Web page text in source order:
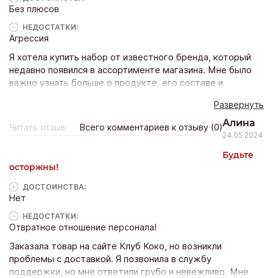
Без плюсов
НЕДОСТАТКИ:
Агрессия
Я хотела купить набор от известного бренда, который
недавно появился в ассортименте магазина. Мне было
важно узнать больше о продукте, его составе и
магазина, чтобы уточнить детали о наборе косметики,
который меня заинтересовал. Однако операторы были
крайне недружелюбны и не проявили никакой
отвечали на мои вопросы неохотно и с раздражением.
Когда я попросила предоставить мне более подробную
информацию о продукте, они сказали, что у них нет
такой информации. Такое отношение операторов
вызвало у меня разочарование и гнев. Я поняла, что в
этом магазине не ценят своих клиентов и не стремятся
Развернуть
Читать отзыв Всего комментариев к отзыву (0)Алина
24.05.2024
Будьте
осторжны!
ДОСТОИНCТВА:
Нет
НЕДОСТАТКИ:
Отвратное отношение персонала!
Заказала товар на сайте Клуб Коко, но возникли
проблемы с доставкой. Я позвонила в службу
поддержки, но мне ответили грубо и невежливо. Мне